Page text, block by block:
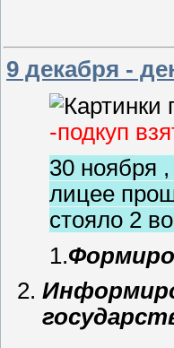
9 декабря -
-подкуп
30 ноября
лицее
стояло 2
1.